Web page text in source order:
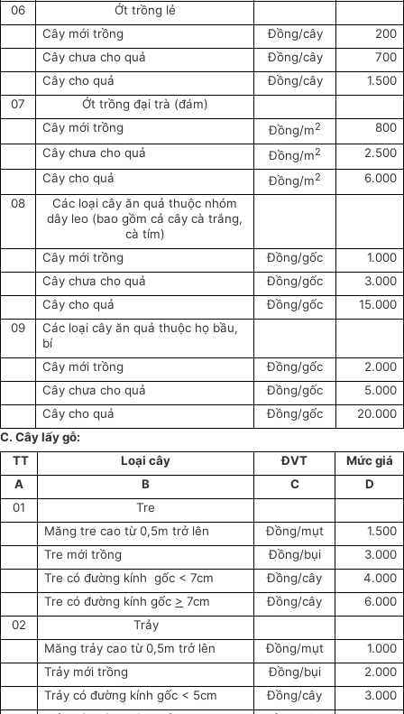
06
Ớt trồng lẻ
Cây mới trồng
Đồng/cây
200
Cây chưa cho quả
Đồng/cây
700
Cây cho quả
Đồng/cây
1.500
07
Ớt trồng đại trà (đám)
Cây mới trồng
Đồng/m2
800
Cây chưa cho quả
Đồng/m2
2.500
Cây cho quả
Đồng/m2
6.000
08
Các loại cây ăn quả thuộc nhóm
dây leo (bao gồm cả cây cà trắng,
cà tím)
Cây mới trồng
Đồng/gốc
1.000
Cây chưa cho quả
Đồng/gốc
3.000
Cây cho quả
Đồng/gốc
15.000
09
Các loại cây ăn quả thuộc họ bầu,
bí
Cây mới trồng
Đồng/gốc
2.000
Cây chưa cho quả
Đồng/gốc
5.000
Cây cho quả
Đồng/gốc
20.000
C. Cây lấy gỗ:
TT
Loại cây ĐVT
Mức giá
A
B C
D
01
Tre
Măng tre cao từ 0,5m trở lên
Đồng/mụt
1.500
Tre mới trồng
Đồng/bụi
3.000
Tre có đường kính gốc < 7cm
Đồng/cây
4.000
Tre có đường kính gốc > 7cm Đồng/cây
6.000
02
Trảy
Măng trảy cao từ 0,5m trở lên
Đồng/mụt
1.000
Trảy mới trồng
Đồng/bụi
2.000
Trảy có đường kính gốc < 5cm
Đồng/cây
3.000